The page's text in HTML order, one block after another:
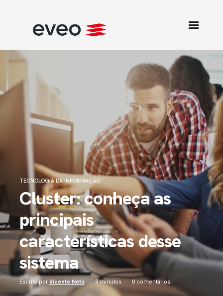
TECNOLOGIA DA INFORMAÇÃO
Cluster: conheça as
principais
características desse
sistema
Escrito por Vicente Neto 3 minutos 0 comentários